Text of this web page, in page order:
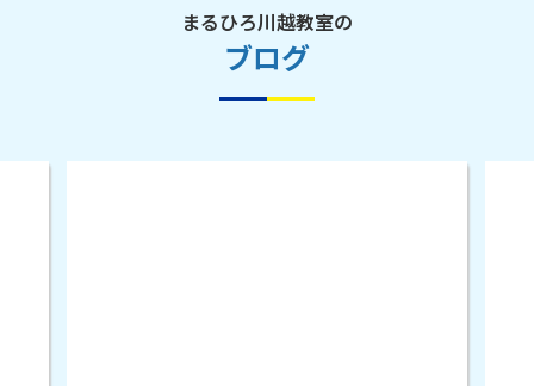
まるひろ川越教室の
ブログ